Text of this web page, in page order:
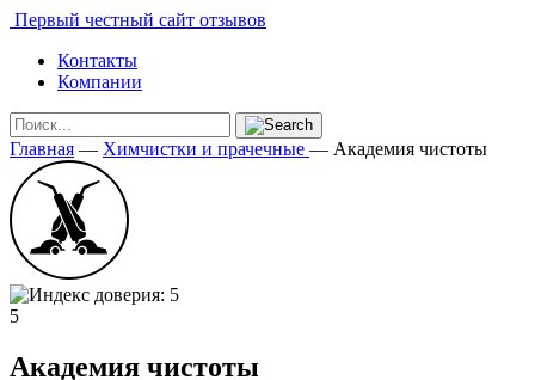
Первый честный сайт отзывов
Контакты
Компании
Главная — Химчистки и прачечные — Академия чистоты
5
Академия чистоты